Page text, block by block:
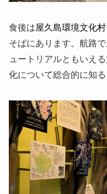
食後は屋久島環境文化
そばにあります。航路
ュートリアルともいえ
化について総合的に知る